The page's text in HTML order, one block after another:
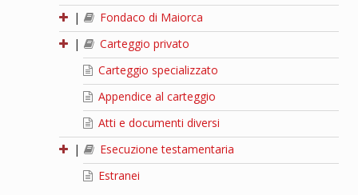
|
Fondaco di Maiorca
|
Carteggio privato
Carteggio specializzato
Appendice al carteggio
Atti e documenti diversi
|
Esecuzione testamentaria
Estranei